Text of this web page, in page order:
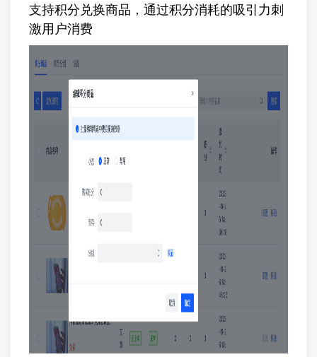
支持积分兑换商品，通过积分消耗的吸引力刺
激用户消费